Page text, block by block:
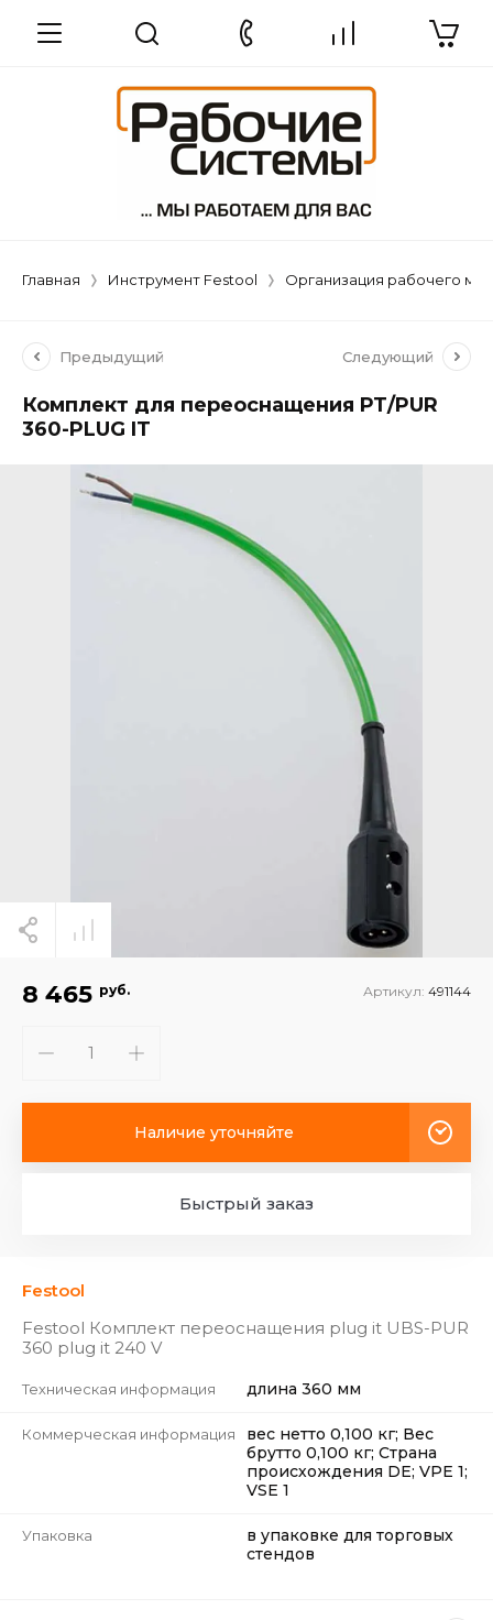
Главная Инструмент Festool Организация рабочего
Предыдущий Следующий
Комплект для переоснащения PT/PUR
360-PLUG IT
Festool
Festool Комплект переоснащения plug it UBS-PUR
360 plug it 240 V
Техническая информация длина 360 мм
Коммерческая информация
вес нетто 0,100 кг; Вес
брутто 0,100 кг; Страна
происхождения DE; VPE 1;
VSE 1
Упаковка
в упаковке для торговых
стендов
8 465 руб. Артикул: 491144
Наличие уточняйте
Быстрый заказ